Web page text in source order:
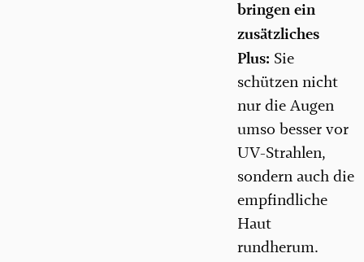
bringen ein
zusätzliches
Plus: Sie
schützen nicht
nur die Augen
umso besser vor
UV-Strahlen,
sondern auch die
empfindliche
Haut
rundherum.